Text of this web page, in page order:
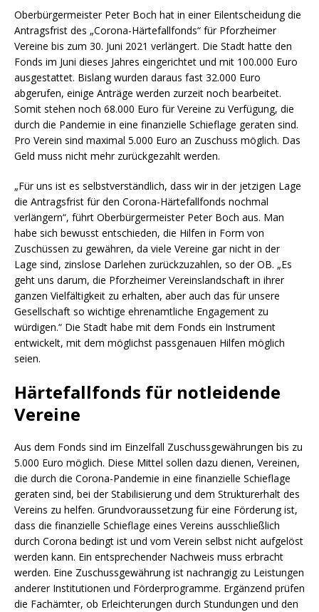
Oberbürgermeister Peter Boch hat in einer Eilentscheidung die
Antragsfrist des „Corona-Härtefallfonds“ für Pforzheimer
Vereine bis zum 30. Juni 2021 verlängert. Die Stadt hatte den
Fonds im Juni dieses Jahres eingerichtet und mit 100.000 Euro
ausgestattet. Bislang wurden daraus fast 32.000 Euro
abgerufen, einige Anträge werden zurzeit noch bearbeitet.
Somit stehen noch 68.000 Euro für Vereine zu Verfügung, die
durch die Pandemie in eine finanzielle Schieflage geraten sind.
Pro Verein sind maximal 5.000 Euro an Zuschuss möglich. Das
Geld muss nicht mehr zurückgezahlt werden.
„Für uns ist es selbstverständlich, dass wir in der jetzigen Lage
die Antragsfrist für den Corona-Härtefallfonds nochmal
verlängern“, führt Oberbürgermeister Peter Boch aus. Man
habe sich bewusst entschieden, die Hilfen in Form von
Zuschüssen zu gewähren, da viele Vereine gar nicht in der
Lage sind, zinslose Darlehen zurückzuzahlen, so der OB. „Es
geht uns darum, die Pforzheimer Vereinslandschaft in ihrer
ganzen Vielfältigkeit zu erhalten, aber auch das für unsere
Gesellschaft so wichtige ehrenamtliche Engagement zu
würdigen.“ Die Stadt habe mit dem Fonds ein Instrument
entwickelt, mit dem möglichst passgenauen Hilfen möglich
seien.
Härtefallfonds für notleidende
Vereine
Aus dem Fonds sind im Einzelfall Zuschussgewährungen bis zu
5.000 Euro möglich. Diese Mittel sollen dazu dienen, Vereinen,
die durch die Corona-Pandemie in eine finanzielle Schieflage
geraten sind, bei der Stabilisierung und dem Strukturerhalt des
Vereins zu helfen. Grundvoraussetzung für eine Förderung ist,
dass die finanzielle Schieflage eines Vereins ausschließlich
durch Corona bedingt ist und vom Verein selbst nicht aufgelöst
werden kann. Ein entsprechender Nachweis muss erbracht
werden. Eine Zuschussgewährung ist nachrangig zu Leistungen
anderer Institutionen und Förderprogramme. Ergänzend prüfen
die Fachämter, ob Erleichterungen durch Stundungen und den